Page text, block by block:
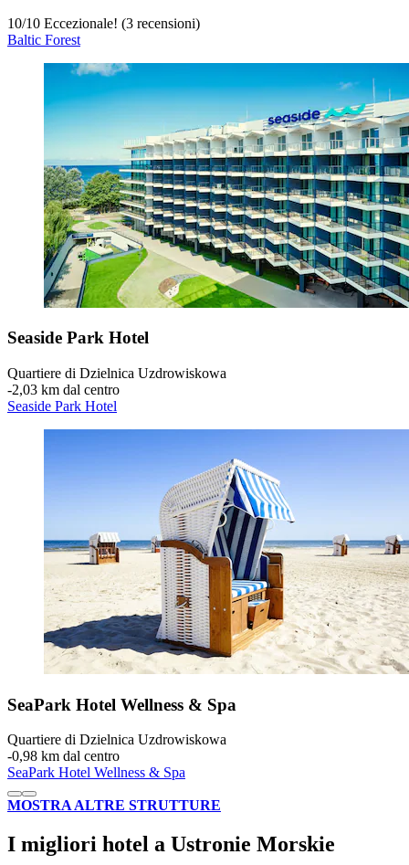
10/10 Eccezionale! (3 recensioni)
Baltic Forest
Seaside Park Hotel
Quartiere di Dzielnica Uzdrowiskowa
‐2,03 km dal centro
Seaside Park Hotel
SeaPark Hotel Wellness & Spa
Quartiere di Dzielnica Uzdrowiskowa
‐0,98 km dal centro
SeaPark Hotel Wellness & Spa
MOSTRA ALTRE STRUTTURE
I migliori hotel a Ustronie Morskie